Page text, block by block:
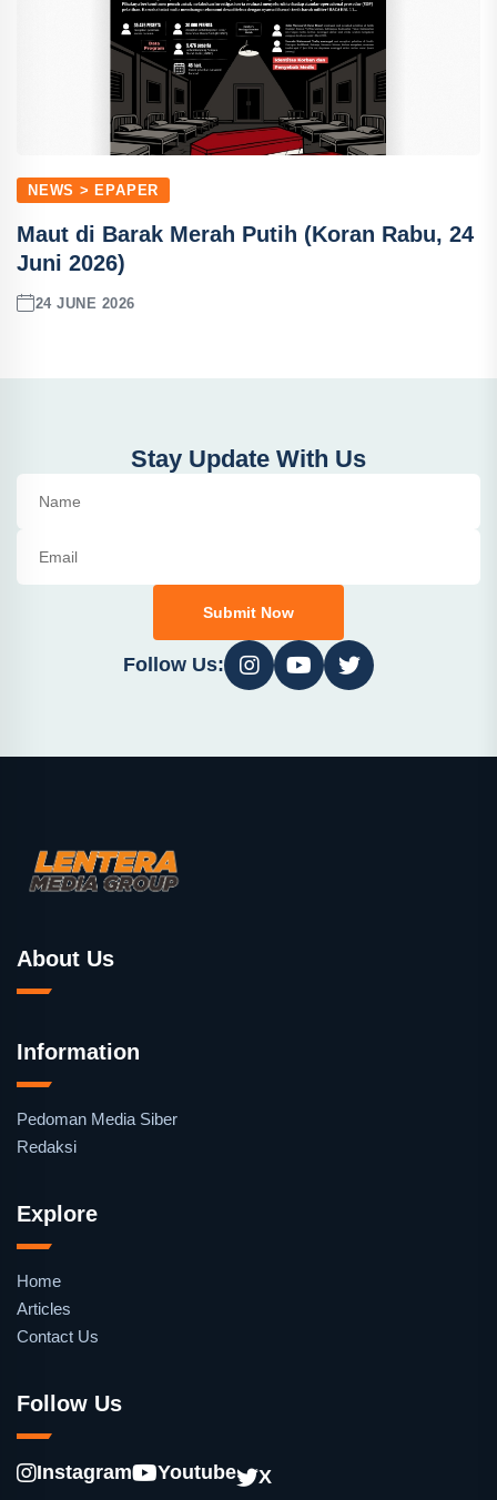
NEWS > EPAPER
Maut di Barak Merah Putih (Koran Rabu, 24
Juni 2026)
24 JUNE 2026
Stay Update With Us
Submit Now
Follow Us:
About Us
Information
Pedoman Media Siber
Redaksi
Explore
Home
Articles
Contact Us
Follow Us
Instagram Youtube X